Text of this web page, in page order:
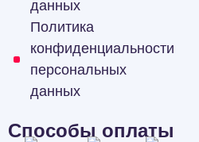
данных
Политика
конфиденциальности
персональных
данных
Способы оплаты